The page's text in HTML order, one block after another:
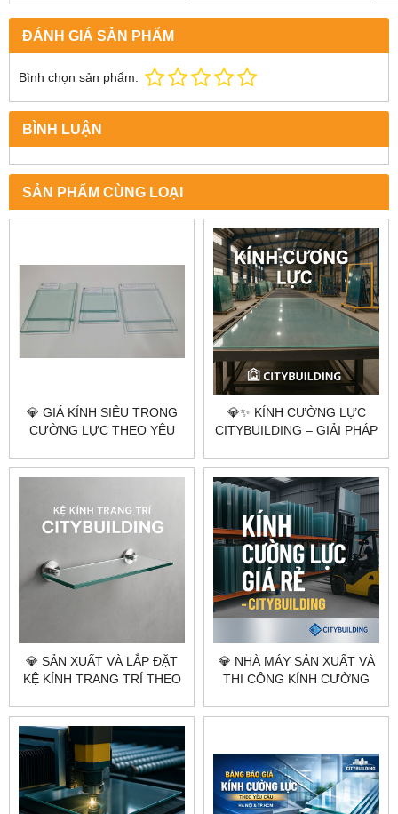
ĐÁNH GIÁ SẢN PHẨM
Bình chọn sản phẩm:
BÌNH LUẬN
SẢN PHẨM CÙNG LOẠI
💎 GIÁ KÍNH SIÊU TRONG
CƯỜNG LỰC THEO YÊU
TP.HCM
💎✨ KÍNH CƯỜNG LỰC
CITYBUILDING – GIẢI PHÁP
CHO KHÔNG GIAN HIỆN
ĐẠI ✨💎
💎 SẢN XUẤT VÀ LẮP ĐẶT
KỆ KÍNH TRANG TRÍ THEO
💎 NHÀ MÁY SẢN XUẤT VÀ
THI CÔNG KÍNH CƯỜNG
CITYBUILDING